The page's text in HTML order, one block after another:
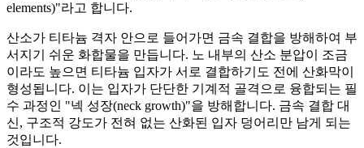
elements)"라고 합니다.
산소가 티타늄 격자 안으로 들어가면 금속 결합을 방해하여 부
서지기 쉬운 화합물을 만듭니다. 노 내부의 산소 분압이 조금
이라도 높으면 티타늄 입자가 서로 결합하기도 전에 산화막이
형성됩니다. 이는 입자가 단단한 기계적 골격으로 융합되는 필
수 과정인 "넥 성장(neck growth)"을 방해합니다. 금속 결합 대
신, 구조적 강도가 전혀 없는 산화된 입자 덩어리만 남게 되는
것입니다.